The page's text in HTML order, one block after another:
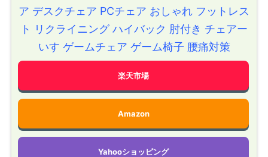
ア デスクチェア PCチェア おしゃれ フットレス
ト リクライニング ハイバック 肘付き チェアー
いす ゲームチェア ゲーム椅子 腰痛対策
楽天市場
Amazon
Yahooショッピング